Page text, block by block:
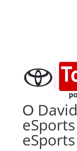
Ο
eSports